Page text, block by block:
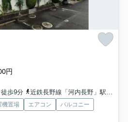
円
歩9分
近鉄長野線「河内長野」駅 徒歩24分
機置場 エアコン
バルコニー